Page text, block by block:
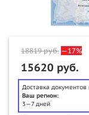
18819руб. —17%
15620 руб.
Доставка документов
Ваш регион:
3—7 дней